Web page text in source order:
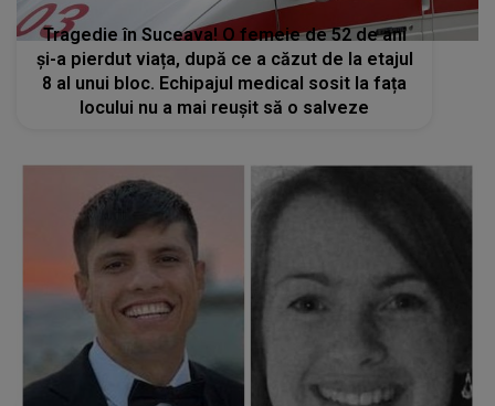
Tragedie în Suceava! O femeie de 52 de ani
și-a pierdut viața, după ce a căzut de la etajul
8 al unui bloc. Echipajul medical sosit la fața
locului nu a mai reușit să o salveze